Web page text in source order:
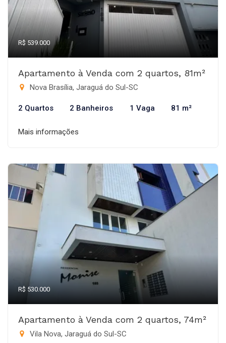
R$ 539.000
Apartamento à Venda com 2 quartos, 81m²
Nova Brasília, Jaraguá do Sul-SC
2 Quartos 2 Banheiros 1 Vaga 81 m²
Mais informações
R$ 530.000
Apartamento à Venda com 2 quartos, 74m²
Vila Nova, Jaraguá do Sul-SC